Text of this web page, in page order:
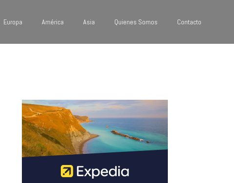
Europa América Asia Quienes Somos Contacto